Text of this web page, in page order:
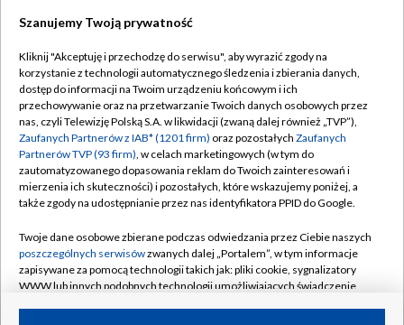
TVP
Abonament TVP
Emisja w TVP
Centrum informacji TVP
Naziemna Telewizja Cyfrowa
Rada Programowa
System NOS
Informacje o nadawcy
Regulamin TVP
Polityka prywatności
Moje zgody
Pomoc
Kontakt
Kanały
Szanujemy Twoją prywatność
Kliknij "Akceptuję i przechodzę do serwisu", aby wyrazić zgody na
korzystanie z technologii automatycznego śledzenia i zbierania danych,
dostęp do informacji na Twoim urządzeniu końcowym i ich
przechowywanie oraz na przetwarzanie Twoich danych osobowych przez
nas, czyli Telewizję Polską S.A. w likwidacji (zwaną dalej również „TVP”),
Zaufanych Partnerów z IAB* (1201 firm) oraz pozostałych Zaufanych
Partnerów TVP (93 firm), w celach marketingowych (w tym do
zautomatyzowanego dopasowania reklam do Twoich zainteresowań i
mierzenia ich skuteczności) i pozostałych, które wskazujemy poniżej, a
także zgody na udostępnianie przez nas identyfikatora PPID do Google.
Twoje dane osobowe zbierane podczas odwiedzania przez Ciebie naszych
poszczególnych serwisówzwanych dalej „Portalem”, w tym informacje
zapisywane za pomocą technologii takich jak: pliki cookie, sygnalizatory
WWW lub innych podobnych technologii umożliwiających świadczenie